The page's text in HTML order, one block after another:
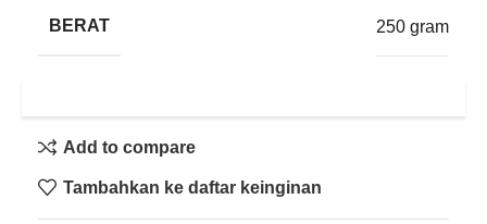
BERAT 250 gram
Add to compare
Tambahkan ke daftar keinginan